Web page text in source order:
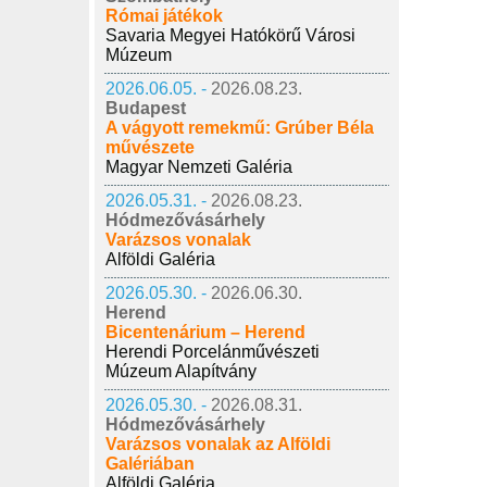
Római játékok
Savaria Megyei Hatókörű Városi
Múzeum
2026.06.05. - 2026.08.23.
Budapest
A vágyott remekmű: Grúber Béla
művészete
Magyar Nemzeti Galéria
2026.05.31. - 2026.08.23.
Hódmezővásárhely
Varázsos vonalak
Alföldi Galéria
2026.05.30. - 2026.06.30.
Herend
Bicentenárium – Herend
Herendi Porcelánművészeti
Múzeum Alapítvány
2026.05.30. - 2026.08.31.
Hódmezővásárhely
Varázsos vonalak az Alföldi
Galériában
Alföldi Galéria